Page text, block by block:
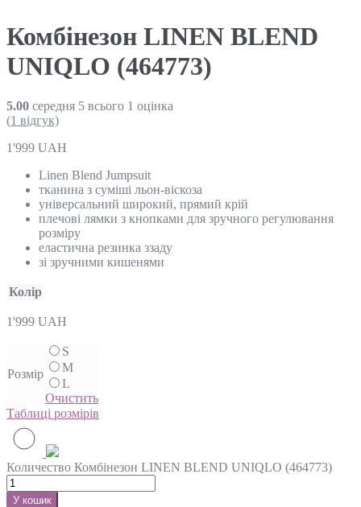
Комбінезон LINEN BLEND
UNIQLO (464773)
5.00 середня 5 всього 1 оцінка
(1 відгук)
1'999 UAH
Linen Blend Jumpsuit
тканина з суміші льон-віскоза
універсальний широкий, прямий крій
плечові лямки з кнопками для зручного регулювання
розміру
еластична резинка ззаду
зі зручними кишенями
Колір
1'999 UAH
Розмір
S
M
L
Очистить
Таблиці розмірів
Количество Комбінезон LINEN BLEND UNIQLO (464773)
У кошик